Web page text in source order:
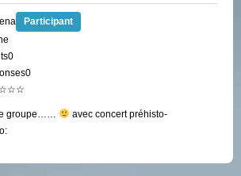
Participant
groupe……
avec concert préhisto-